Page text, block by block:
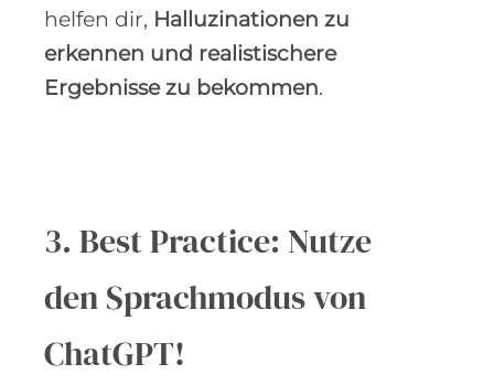
helfen dir, Halluzinationen zu
erkennen und realistischere
Ergebnisse zu bekommen.
3. Best Practice: Nutze
den Sprachmodus von
ChatGPT!